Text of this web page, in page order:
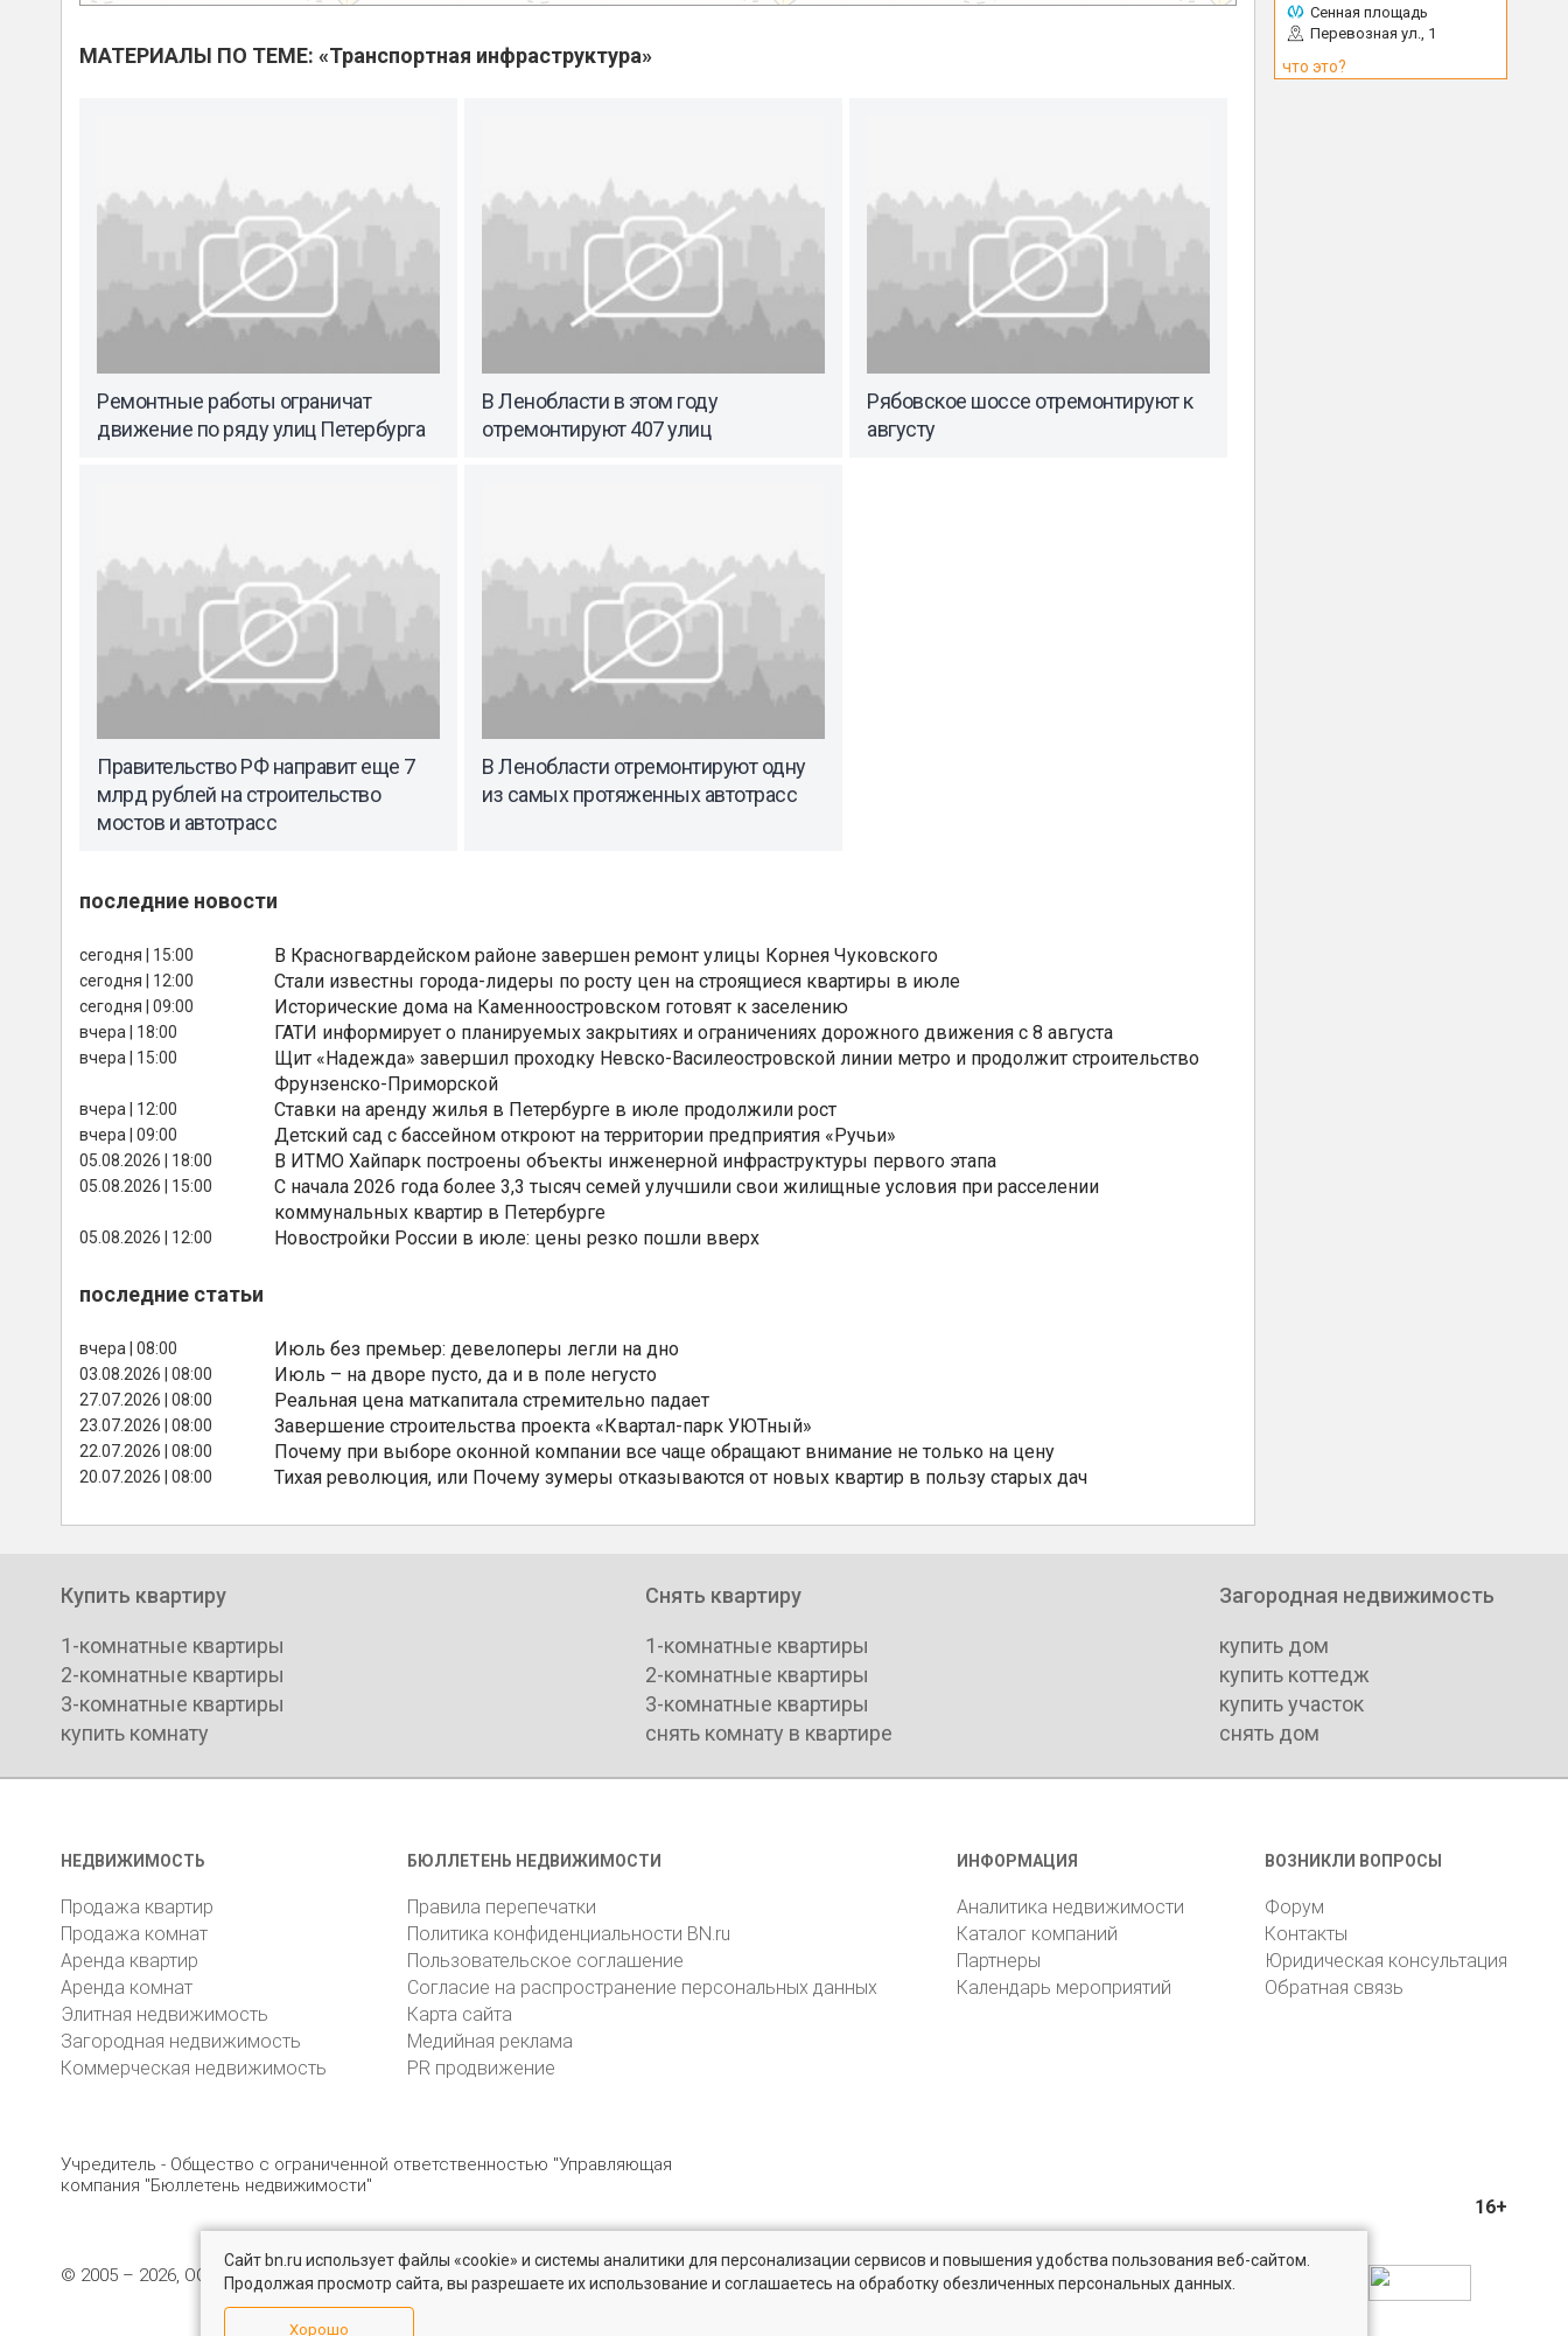
МАТЕРИАЛЫ ПО ТЕМЕ: «Транспортная инфраструктура»
Ремонтные работы ограничат
движение по ряду улиц Петербурга
В Ленобласти в этом году
отремонтируют 407 улиц
Рябовское шоссе отремонтируют к
августу
Правительство РФ направит еще 7
млрд рублей на строительство
мостов и автотрасс
В Ленобласти отремонтируют одну
из самых протяженных автотрасс
последние новости
сегодня | 15:00 В Красногвардейском районе завершен ремонт улицы Корнея Чуковского
сегодня | 12:00 Стали известны города-лидеры по росту цен на строящиеся квартиры в июле
сегодня | 09:00 Исторические дома на Каменноостровском готовят к заселению
вчера | 18:00 ГАТИ информирует о планируемых закрытиях и ограничениях дорожного движения с 8 августа
вчера | 15:00
Щит «Надежда» завершил проходку Невско-Василеостровской линии метро и продолжит строительство
Фрунзенско-Приморской
вчера | 12:00 Ставки на аренду жилья в Петербурге в июле продолжили рост
вчера | 09:00 Детский сад с бассейном откроют на территории предприятия «Ручьи»
05.08.2026 | 18:00 В ИТМО Хайпарк построены объекты инженерной инфраструктуры первого этапа
05.08.2026 | 15:00
С начала 2026 года более 3,3 тысяч семей улучшили свои жилищные условия при расселении
коммунальных квартир в Петербурге
05.08.2026 | 12:00 Новостройки России в июле: цены резко пошли вверх
последние статьи
вчера | 08:00 Июль без премьер: девелоперы легли на дно
03.08.2026 | 08:00 Июль – на дворе пусто, да и в поле негусто
27.07.2026 | 08:00 Реальная цена маткапитала стремительно падает
23.07.2026 | 08:00 Завершение строительства проекта «Квартал-парк УЮТный»
22.07.2026 | 08:00 Почему при выборе оконной компании все чаще обращают внимание не только на цену
20.07.2026 | 08:00 Тихая революция, или Почему зумеры отказываются от новых квартир в пользу старых дач
Сенная площадь
Перевозная ул., 1
что это?
Купить квартиру
1-комнатные квартиры
2-комнатные квартиры
3-комнатные квартиры
купить комнату
Снять квартиру
1-комнатные квартиры
2-комнатные квартиры
3-комнатные квартиры
снять комнату в квартире
Загородная недвижимость
купить дом
купить коттедж
купить участок
снять дом
НЕДВИЖИМОСТЬ
Продажа квартир
Продажа комнат
Аренда квартир
Аренда комнат
Элитная недвижимость
Загородная недвижимость
Коммерческая недвижимость
БЮЛЛЕТЕНЬ НЕДВИЖИМОСТИ
Правила перепечатки
Политика конфиденциальности BN.ru
Пользовательское соглашение
Согласие на распространение персональных данных
Карта сайта
Медийная реклама
PR продвижение
ИНФОРМАЦИЯ
Аналитика недвижимости
Каталог компаний
Партнеры
Календарь мероприятий
ВОЗНИКЛИ ВОПРОСЫ
Форум
Контакты
Юридическая консультация
Обратная связь
Учредитель - Общество с ограниченной ответственностью "Управляющая
компания "Бюллетень недвижимости"
16+
© 2005 – 2026, ООО «УК «БН» 8 (812) 331-93-56 196105, Санкт-Петербург, пр. Юрия Гагарина, 1 reklama@bn.ru
Сайт bn.ru использует файлы «cookie» и системы аналитики для персонализации сервисов и повышения удобства пользования веб-сайтом.
Продолжая просмотр сайта, вы разрешаете их использование и соглашаетесь на обработку обезличенных персональных данных.
Хорошо